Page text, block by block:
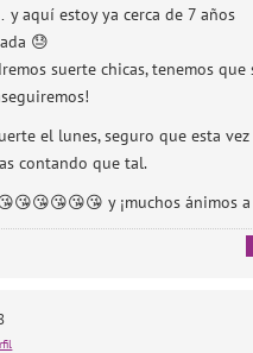
aquí estoy ya cerca de 7 años
😓
suerte chicas, tenemos que
el lunes, seguro que esta
contando que tal.
y ¡muchos ánimos